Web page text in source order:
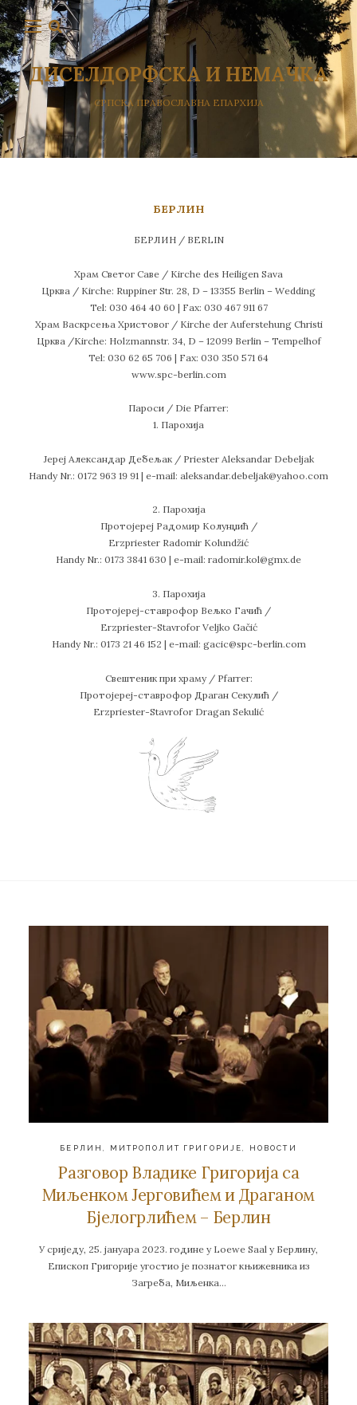
ДИСЕЛДОРФСКА И НЕМАЧКА
СРПСКА ПРАВОСЛАВНА ЕПАРХИЈА
БЕРЛИН
БЕРЛИН / BERLIN
Храм Светог Саве / Kirche des Heiligen Sava
Црква / Kirche: Ruppiner Str. 28, D – 13355 Berlin – Wedding
Tel: 030 464 40 60 | Fax: 030 467 911 67
Храм Васкрсења Христовог / Kirche der Auferstehung Christi
Црква /Kirche: Holzmannstr. 34, D – 12099 Berlin – Tempelhof
Tel: 030 62 65 706 | Fax: 030 350 571 64
www.spc-berlin.com
Пароси / Die Pfarrer:
1. Парохија
Јереј Александар Дебељак / Priester Aleksandar Debeljak
Handy Nr.: 0172 963 19 91 | e-mail: aleksandar.debeljak@yahoo.com
2. Парохија
Протојереј Радомир Колунџић /
Erzpriester Radomir Kolundžić
Handy Nr.: 0173 3841 630 | е-mail: radomir.kol@gmx.de
3. Парохија
Протојереј-ставрофор Вељко Гачић /
Erzpriester-Stavrofor Veljko Gačić
Handy Nr.: 0173 21 46 152 | е-mail: gacic@spc-berlin.com
Свештеник при храму / Pfarrer:
Протојереј-ставрофор Драган Секулић /
Erzpriester-Stavrofor Dragan Sekulić
БЕРЛИН, МИТРОПОЛИТ ГРИГОРИЈЕ, НОВОСТИ
Разговор Владике Григорија са
Миљенком Јерговићем и Драганом
Бјелогрлићем – Берлин
У сриједу, 25. јануара 2023. године у Loewe Saal у Берлину,
Епископ Григорије угостио је познатог књижевника из
Загреба, Миљенка…